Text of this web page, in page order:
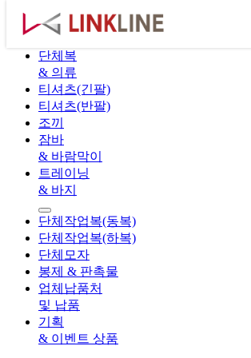
CATALOGUE
단체복
& 의류
티셔츠(긴팔)
티셔츠(반팔)
조끼
잠바
& 바람막이
트레이닝
& 바지
단체작업복(동복)
단체작업복(하복)
단체모자
봉제 & 판촉물
업체납품처
및 납품
기획
& 이벤트 상품